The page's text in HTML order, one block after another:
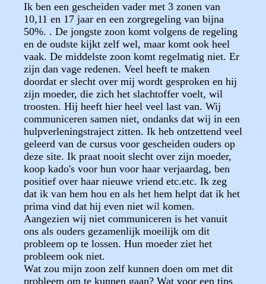
Ik ben een gescheiden vader met 3 zonen van
10,11 en 17 jaar en een zorgregeling van bijna
50%. . De jongste zoon komt volgens de regeling
en de oudste kijkt zelf wel, maar komt ook heel
vaak. De middelste zoon komt regelmatig niet. Er
zijn dan vage redenen. Veel heeft te maken
doordat er slecht over mij wordt gesproken en hij
zijn moeder, die zich het slachtoffer voelt, wil
troosten. Hij heeft hier heel veel last van. Wij
communiceren samen niet, ondanks dat wij in een
hulpverleningstraject zitten. Ik heb ontzettend veel
geleerd van de cursus voor gescheiden ouders op
deze site. Ik praat nooit slecht over zijn moeder,
koop kado's voor hun voor haar verjaardag, ben
positief over haar nieuwe vriend etc.etc. Ik zeg
dat ik van hem hou en als het hem helpt dat ik het
prima vind dat hij even niet wil komen.
Aangezien wij niet communiceren is het vanuit
ons als ouders gezamenlijk moeilijk om dit
probleem op te lossen. Hun moeder ziet het
probleem ook niet.
Wat zou mijn zoon zelf kunnen doen om met dit
probleem om te kunnen gaan? Wat voor een tips